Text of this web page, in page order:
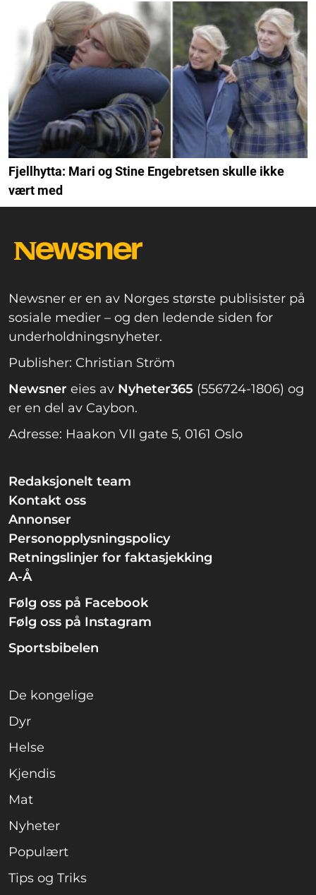
Fjellhytta: Mari og Stine Engebretsen skulle ikke
vært med
Newsner er en av Norges største publisister på
sosiale medier – og den ledende siden for
underholdningsnyheter.
Publisher: Christian Ström
Newsner eies av Nyheter365 (556724-1806) og
er en del av Caybon.
Adresse: Haakon VII gate 5, 0161 Oslo
Redaksjonelt team
Kontakt oss
Annonser
Personopplysningspolicy
Retningslinjer for faktasjekking
A-Å
Følg oss på Facebook
Følg oss på Instagram
Sportsbibelen
De kongelige
Dyr
Helse
Kjendis
Mat
Nyheter
Populært
Tips og Triks